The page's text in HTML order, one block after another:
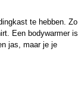
te hebben. Zo
Een bodywarmer is
jas, maar je je